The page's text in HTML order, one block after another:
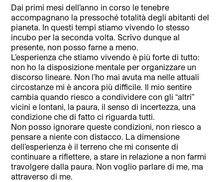
Dai primi mesi dell’anno in corso le tenebre
accompagnano la pressoché totalità degli abitanti del
pianeta. In questi tempi stiamo vivendo lo stesso
incubo per la seconda volta. Scrivo dunque al
presente, non posso farne a meno.
L’esperienza che stiamo vivendo è più forte di tutto:
non ho la disposizione mentale per organizzare un
discorso lineare. Non l’ho mai avuta ma nelle attuali
circostanze mi è ancora più difficile. Il mio sentire
cambia quando riesco a condividere con gli “altri”
vicini e lontani, la paura, il senso di incertezza, una
condizione che di fatto ci riguarda tutti.
Non posso ignorare queste condizioni, non riesco a
pensare a niente con distacco. La dimensione
dell’esperienza è il terreno che mi consente di
continuare a riflettere, a stare in relazione a non farmi
travolgere dalla paura. Non voglio parlare di me, ma
attraverso di me.